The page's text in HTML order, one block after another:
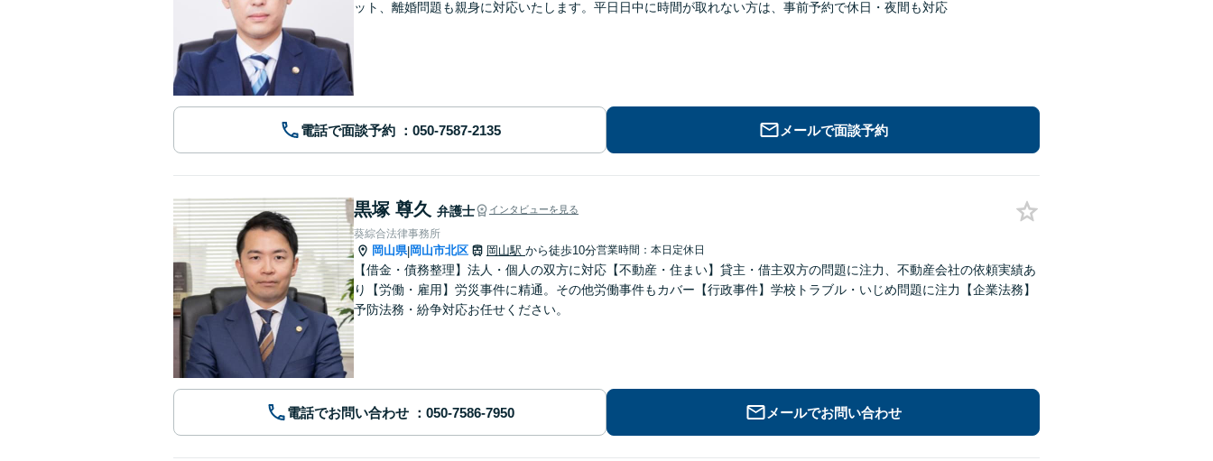
ット、離婚問題も親身に対応いたします。平日日中に時間が取れない方は、事前予約で休日・夜間も対応
電話で面談予約 メールで面談予約
黒塚 尊久 弁護士 インタビューを見る
葵綜合法律事務所
岡山県|岡山市北区 岡山駅 から徒歩10分営業時間：本日定休日
【借金・債務整理】法人・個人の双方に対応【不動産・住まい】貸主・借主双方の問題に注力、不動産会社の依頼実績あ
り【労働・雇用】労災事件に精通。その他労働事件もカバー【行政事件】学校トラブル・いじめ問題に注力【企業法務】
予防法務・紛争対応お任せください。
電話でお問い合わせ メールでお問い合わせ